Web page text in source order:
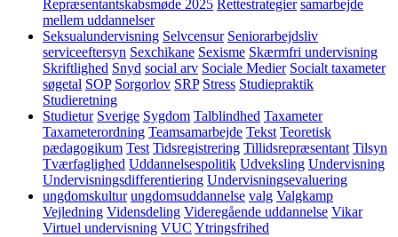
Repræsentantskabsmøde 2025 Rettestrategier samarbejde
mellem uddannelser
Seksualundervisning Selvcensur Seniorarbejdsliv
serviceeftersyn Sexchikane Sexisme Skærmfri undervisning
Skriftlighed Snyd social arv Sociale Medier Socialt taxameter
søgetal SOP Sorgorlov SRP Stress Studiepraktik
Studieretning
Studietur Sverige Sygdom Talblindhed Taxameter
Taxameterordning Teamsamarbejde Tekst Teoretisk
pædagogikum Test Tidsregistrering Tillidsrepræsentant Tilsyn
Tværfaglighed Uddannelsespolitik Udveksling Undervisning
Undervisningsdifferentiering Undervisningsevaluering
ungdomskultur ungdomsuddannelse valg Valgkamp
Vejledning Vidensdeling Videregående uddannelse Vikar
Virtuel undervisning VUC Ytringsfrihed